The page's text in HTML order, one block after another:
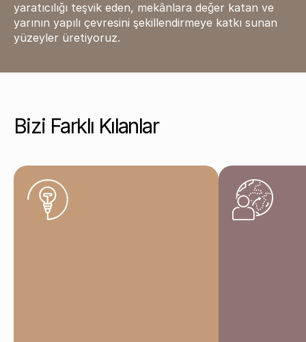
yaratıcılığı teşvik eden, mekânlara değer katan ve
yarının yapılı çevresini şekillendirmeye katkı sunan
yüzeyler üretiyoruz.
Bizi Farklı Kılanlar